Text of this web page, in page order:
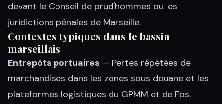
devant le Conseil de prud'hommes ou les
juridictions pénales de Marseille.
Contextes typiques dans le bassin
marseillais
Entrepôts portuaires — Pertes répétées de
marchandises dans les zones sous douane et les
plateformes logistiques du GPMM et de Fos.